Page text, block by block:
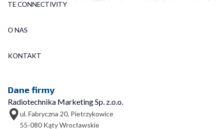
TE CONNECTIVITY
O NAS
KONTAKT
Dane firmy
Radiotechnika Marketing Sp. z.o.o.
ul. Fabryczna 20, Pietrzykowice
55-080 Kąty Wrocławskie